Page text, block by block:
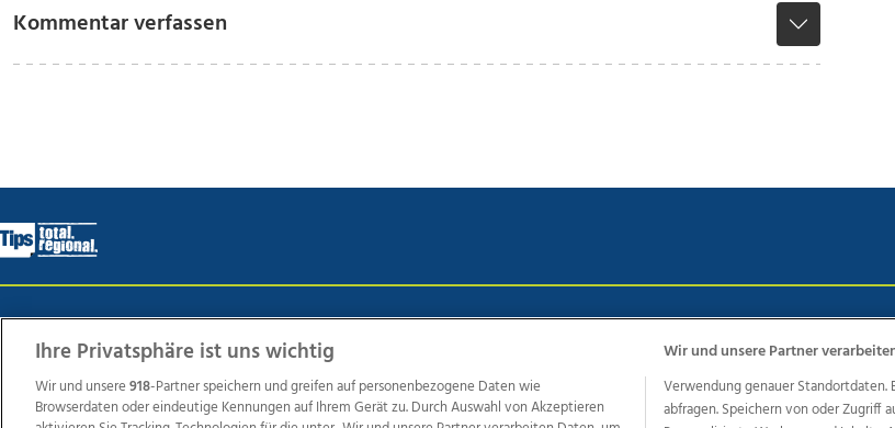
Kommentar verfassen
Weitere Angebote des Medienhauses Wimmer
Ihre Privatsphäre ist uns wichtig
Wir und unsere918-Partner speichern und greifen auf personenbezogene Daten wie
Browserdaten oder eindeutige Kennungen auf Ihrem Gerät zu. Durch Auswahl von Akzeptieren
Wir und unsere Partner
Verwendung genauer
abfragen. Speichern von oder Zugriff